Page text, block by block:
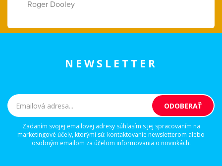
Roger Dooley
NEWSLETTER
Zadaním svojej emailovej adresy súhlasím s jej spracovaním na
marketingové účely, ktorými sú: kontaktovanie newsletterom alebo
osobným emailom za účelom informovania o novinkách.